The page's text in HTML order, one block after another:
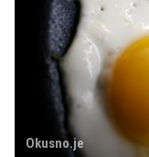
Okusno.je